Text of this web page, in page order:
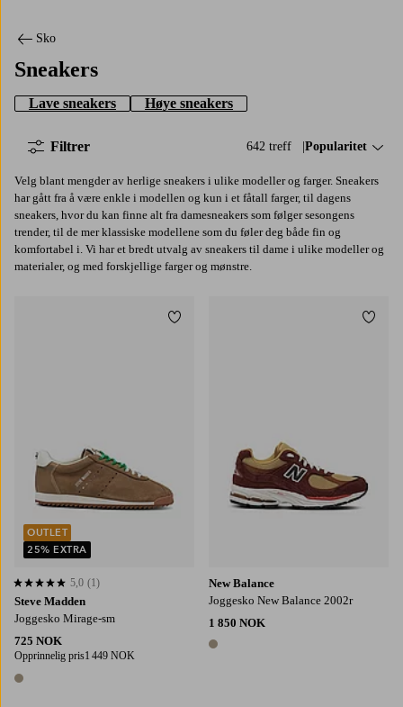
Sko
Sneakers
Lave sneakers Høye sneakers
642 treff Sorter på:
Popularitet
Filtrer
Velg blant mengder av herlige sneakers i ulike modeller og farger. Sneakers
har gått fra å være enkle i modellen og kun i et fåtall farger, til dagens
sneakers, hvor du kan finne alt fra damesneakers som følger sesongens
trender, til de mer klassiske modellene som du føler deg både fin og
komfortabel i. Vi har et bredt utvalg av sneakers til dame i ulike modeller og
materialer, og med forskjellige farger og mønstre.
Steve Madden
Joggesko Mirage-sm
725 NOK
Opprinnelig pris1 449 NOK
1 farge
5,0 basert på 1 karaktergivninger
5,0 (1)
OUTLET
25% EXTRA
Legg til favoritter
New Balance
Joggesko New Balance 2002r
1 850 NOK
1 farge